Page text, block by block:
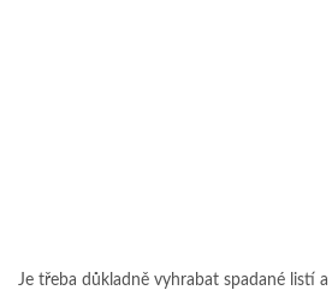
Je třeba důkladně vyhrabat spadané listí